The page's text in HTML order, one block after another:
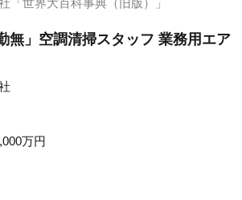
無」空調清掃スタッフ 業務用エア
万円